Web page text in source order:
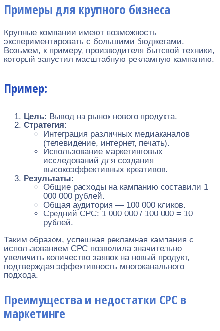
Примеры для крупного бизнеса
Крупные компании имеют возможность
экспериментировать с большими бюджетами.
Возьмем, к примеру, производителя бытовой техники,
который запустил масштабную рекламную кампанию.
Пример:
Цель: Вывод на рынок нового продукта.
Стратегия:
Интеграция различных медиаканалов
(телевидение, интернет, печать).
Использование маркетинговых
исследований для создания
высокоэффективных креативов.
Результаты:
Общие расходы на кампанию составили 1
000 000 рублей.
Общая аудитория — 100 000 кликов.
Средний CPC: 1 000 000 / 100 000 = 10
рублей.
Таким образом, успешная рекламная кампания с
использованием CPC позволила значительно
увеличить количество заявок на новый продукт,
подтверждая эффективность многоканального
подхода.
Преимущества и недостатки CPC в
маркетинге